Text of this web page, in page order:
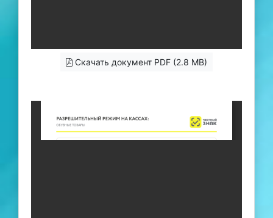
Скачать документ PDF (2.8 MB)